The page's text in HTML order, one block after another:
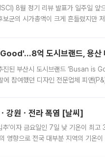
8월 정기 리뷰 발표가 일주일 앞
군의 시가총액이 크게 흔들렸지만
억 도시브랜드, 용산
진된 부산시 도시브랜드 ‘Busan is
에 참여했던 디자인 전문업체 피앤
강원ㆍ전라 폭염 [날씨]
추’이자 금요일인 7일 낮 기온이 최
영향으로 전국 대부분 지역의 기온